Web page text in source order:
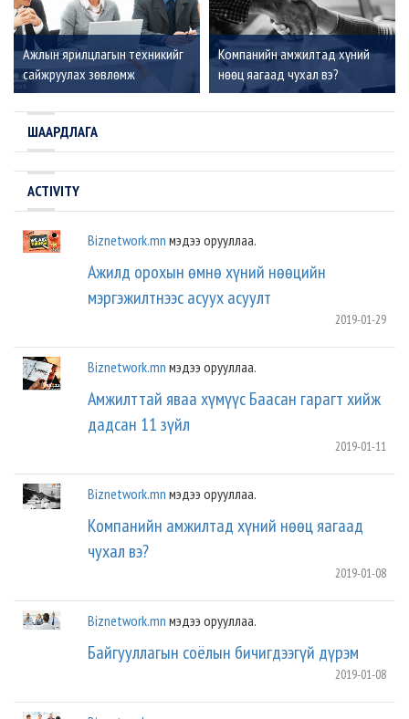
Ажлын ярилцлагын техникийг
сайжруулах зөвлөмж
Компанийн амжилтад хүний
нөөц яагаад чухал вэ?
ШААРДЛАГА
ACTIVITY
Biznetwork.mn мэдээ орууллаа.
Ажилд орохын өмнө хүний нөөцийн
мэргэжилтнээс асуух асуулт
2019-01-29
Biznetwork.mn мэдээ орууллаа.
Амжилттай яваа хүмүүс Баасан гарагт хийж
дадсан 11 зүйл
2019-01-11
Biznetwork.mn мэдээ орууллаа.
Компанийн амжилтад хүний нөөц яагаад
чухал вэ?
2019-01-08
Biznetwork.mn мэдээ орууллаа.
Байгууллагын соёлын бичигдээгүй дүрэм
2019-01-08